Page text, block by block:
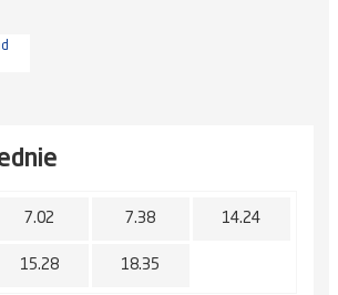
7.02 7.38 14.24
15.28 18.35